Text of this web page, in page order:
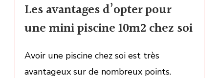
Les avantages d’opter pour
une mini piscine 10m2 chez soi
Avoir une piscine chez soi est très
avantageux sur de nombreux points.